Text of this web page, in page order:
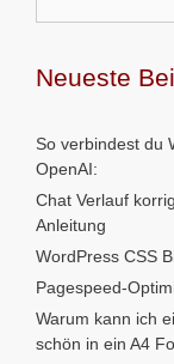
Neueste
So verbindest du
OpenAI:
Chat Verlauf
Anleitung
WordPress CSS
Pagespeed-
Warum kann ich
schön in ein A4